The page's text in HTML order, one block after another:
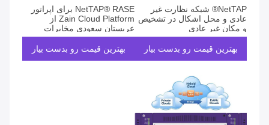
NetTAP® شبکه نظارت غیر
عادی و محل اشکال در تشخیص
و مکان غیر عادی
بهترین قیمت رو بدست بیار
NetTAP® RASE برای اپراتور
Zain Cloud Platform از
عربستان سعودی مخابرات
بهترین قیمت رو بدست بیار